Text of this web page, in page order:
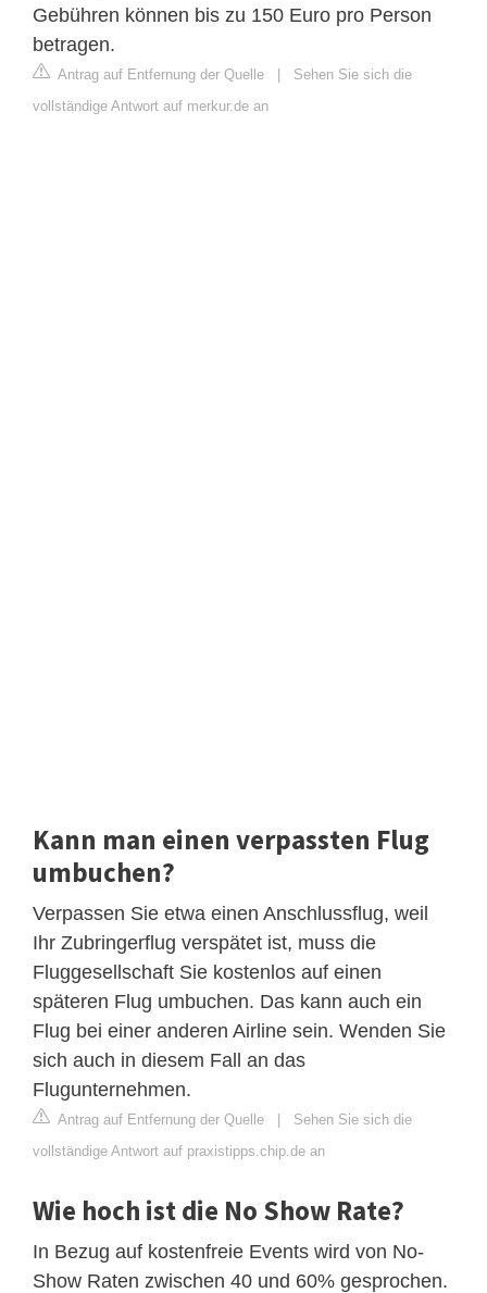
Gebühren können bis zu 150 Euro pro Person
betragen.
Antrag auf Entfernung der Quelle | Sehen Sie sich die
vollständige Antwort auf merkur.de an
Kann man einen verpassten Flug
umbuchen?
Verpassen Sie etwa einen Anschlussflug, weil
Ihr Zubringerflug verspätet ist, muss die
Fluggesellschaft Sie kostenlos auf einen
späteren Flug umbuchen. Das kann auch ein
Flug bei einer anderen Airline sein. Wenden Sie
sich auch in diesem Fall an das
Flugunternehmen.
Antrag auf Entfernung der Quelle | Sehen Sie sich die
vollständige Antwort auf praxistipps.chip.de an
Wie hoch ist die No Show Rate?
In Bezug auf kostenfreie Events wird von No-
Show Raten zwischen 40 und 60% gesprochen.